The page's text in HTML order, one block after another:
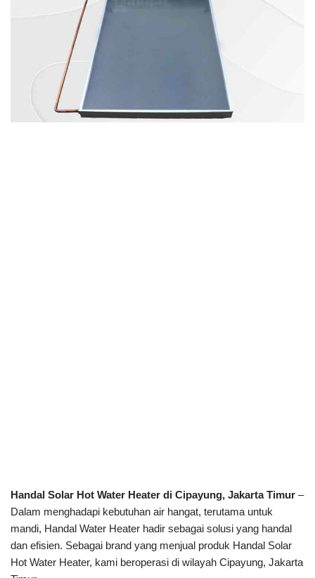
Handal Solar Hot Water Heater di Cipayung, Jakarta Timur –
Dalam menghadapi kebutuhan air hangat, terutama untuk
mandi, Handal Water Heater hadir sebagai solusi yang handal
dan efisien. Sebagai brand yang menjual produk Handal Solar
Hot Water Heater, kami beroperasi di wilayah Cipayung, Jakarta